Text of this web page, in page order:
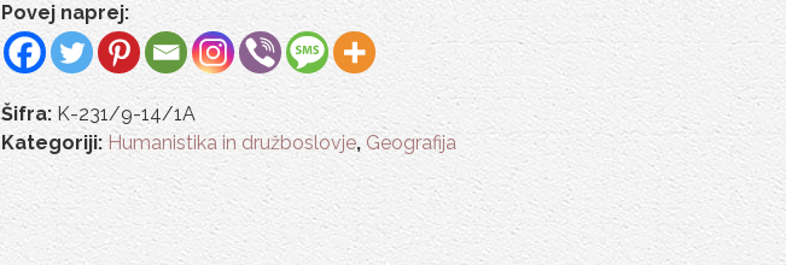
Povej naprej:
Šifra: K-231/9-14/1A
Kategoriji:Humanistika in družboslovje, Geografija